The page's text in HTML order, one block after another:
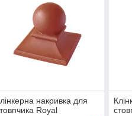
накривка для
Royal